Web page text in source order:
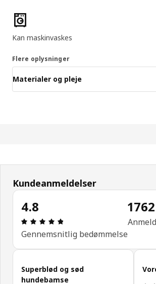
Produktfunktioner
Kan maskinvaskes
Flere oplysninger
Materialer og pleje
Kundeanmeldelser
4.8
Anmeldelse: 4.8 Ud af 5
Gennemsnitlig bedømmelse
1762
Spring kundeanmeldelser over
Superblød og sød
hundebamse